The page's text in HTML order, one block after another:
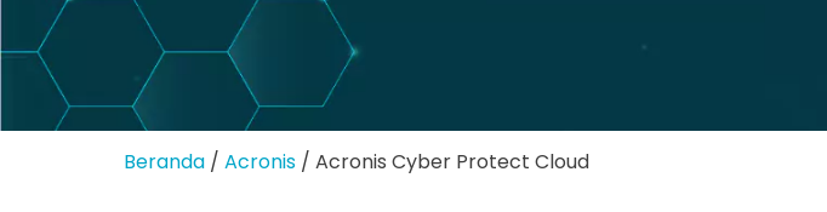
Beranda / Acronis / Acronis Cyber Protect Cloud